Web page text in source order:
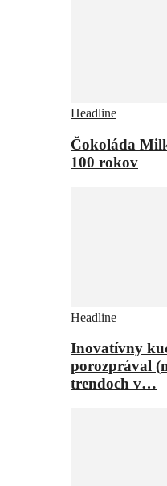
Headline
Čokoláda
100 rokov
Headline
Inovatívny
porozprával
trendoch v…